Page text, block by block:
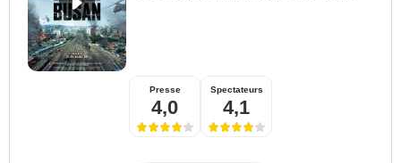
Presse
4,0
Spectateurs
4,1